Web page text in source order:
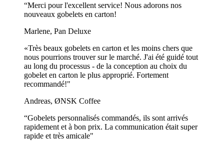
et conçus pour être utilisés à plusieurs reprises, ce qui en fait une
solution économique et durable pour votre entreprise.
Montre plus...
“Merci pour l'excellent service! Nous adorons nos
nouveaux gobelets en carton!
Marlene, Pan Deluxe
«Très beaux gobelets en carton et les moins chers que
nous pourrions trouver sur le marché. J'ai été guidé tout
au long du processus - de la conception au choix du
gobelet en carton le plus approprié. Fortement
recommandé!"
Andreas, ØNSK Coffee
“Gobelets personnalisés commandés, ils sont arrivés
rapidement et à bon prix. La communication était super
rapide et très amicale"